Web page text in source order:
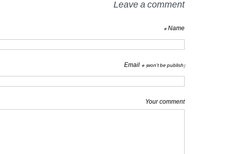
Leave a comment
Name *
Email * (won't be publish)
Your comment